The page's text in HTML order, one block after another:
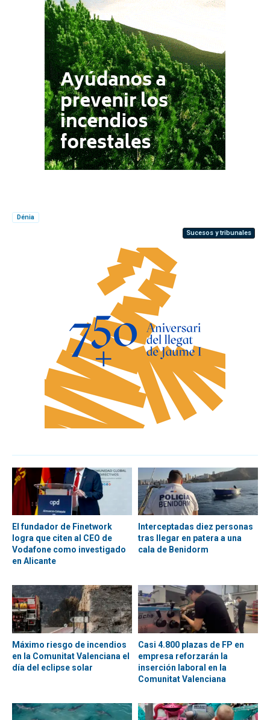
Dénia
Sucesos y tribunales
El fundador de Finetwork
logra que citen al CEO de
Vodafone como investigado
en Alicante
Interceptadas diez personas
tras llegar en patera a una
cala de Benidorm
Máximo riesgo de incendios
en la Comunitat Valenciana el
día del eclipse solar
Casi 4.800 plazas de FP en
empresa reforzarán la
inserción laboral en la
Comunitat Valenciana